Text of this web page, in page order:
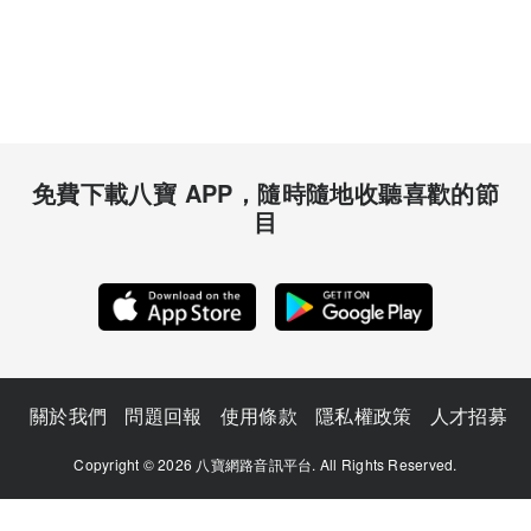
免費下載八寶 APP，隨時隨地收聽喜歡的節
目
關於我們 問題回報 使用條款 隱私權政策 人才招募
Copyright © 2026 八寶網路音訊平台. All Rights Reserved.